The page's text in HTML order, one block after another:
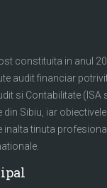
constituita in anul
audit financiar
si Contabilitate (ISA
Sibiu, iar
inalta tinuta